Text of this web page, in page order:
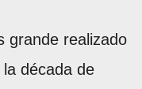
grande realizado
década de